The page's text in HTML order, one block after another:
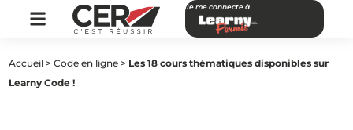
Je me connecte à
Accueil >Code en ligne > Les 18 cours thématiques disponibles sur
Learny Code !